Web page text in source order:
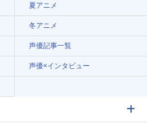
夏アニメ
冬アニメ
声優記事一覧
声優×インタビュー